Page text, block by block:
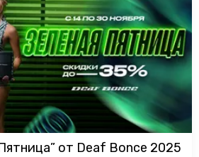
от Deaf Bonce 2025